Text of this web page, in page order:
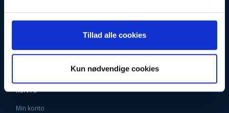
Tillad alle cookies
Kun nødvendige cookies
Oversigt
Fragt og Levering
9 Gode grunde til at handle her
Fortryd købet
KONTO
Min konto